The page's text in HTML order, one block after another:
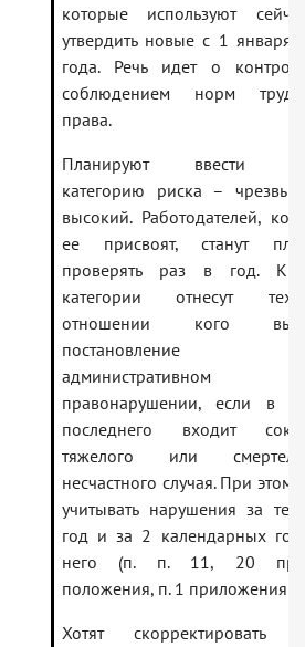
которые используют
утвердить новые с 1 января
года. Речь идет о
соблюдением норм
права.
Планируют ввести
категорию риска –
высокий. Работодателей,
ее присвоят, станут
проверять раз в год. К
категории отнесут
отношении кого
постановление
административном
правонарушении, если в
последнего входит
тяжелого или
несчастного случая. При этом
учитывать нарушения за
год и за 2 календарных
него (п. п. 11, 20
положения, п. 1 приложения
Хотят скорректировать